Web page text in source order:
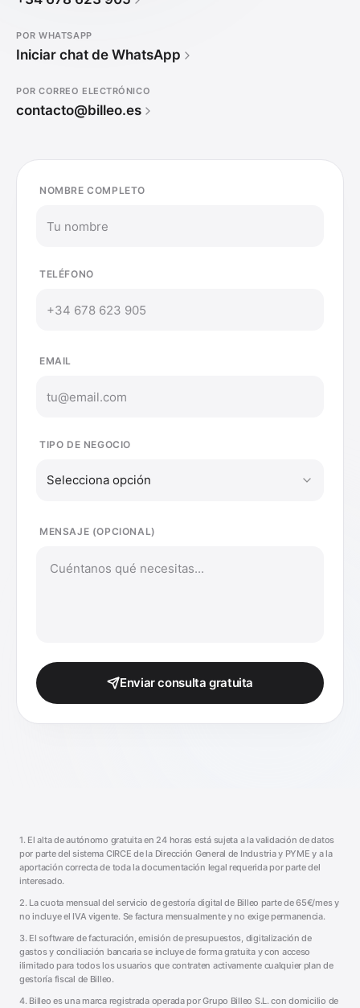
POR WHATSAPP
Iniciar chat de WhatsApp
POR CORREO ELECTRÓNICO
contacto@billeo.es
NOMBRE COMPLETO
TELÉFONO
EMAIL
TIPO DE NEGOCIO
Selecciona opción
MENSAJE (OPCIONAL)
Enviar consulta gratuita
1. El alta de autónomo gratuita en 24 horas está sujeta a la validación de datos
por parte del sistema CIRCE de la Dirección General de Industria y PYME y a la
aportación correcta de toda la documentación legal requerida por parte del
interesado.
2. La cuota mensual del servicio de gestoría digital de Billeo parte de 65€/mes y
no incluye el IVA vigente. Se factura mensualmente y no exige permanencia.
3. El software de facturación, emisión de presupuestos, digitalización de
gastos y conciliación bancaria se incluye de forma gratuita y con acceso
ilimitado para todos los usuarios que contraten activamente cualquier plan de
gestoría fiscal de Billeo.
4. Billeo es una marca registrada operada por Grupo Billeo S.L. con domicilio de